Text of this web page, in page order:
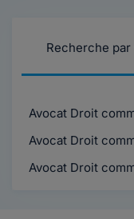
Recherche par
Avocat Droit
Avocat Droit
Avocat Droit